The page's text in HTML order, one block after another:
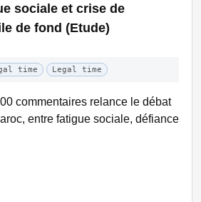
sociale et crise de
de fond (Etude)
time Legal time
commentaires relance le débat
entre fatigue sociale, défiance